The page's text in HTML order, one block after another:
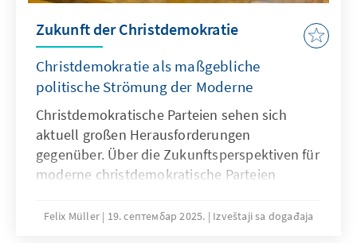
Zukunft der Christdemokratie
Christdemokratie als maßgebliche
politische Strömung der Moderne
Christdemokratische Parteien sehen sich
aktuell großen Herausforderungen
gegenüber. Über die Zukunftsperspektiven für
moderne christdemokratische Parteien
u.a. mit Prof. Dr. Mario Voigt, Ministerpräsident
Felix Müller 19. септембар 2025. Izveštaji sa događaja